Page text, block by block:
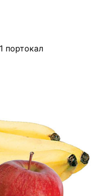
портокал